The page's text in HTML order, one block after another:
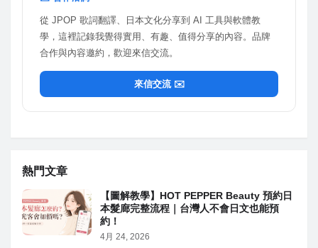
從 JPOP 歌詞翻譯、日本文化分享到 AI 工具與軟體教
學，這裡記錄我覺得實用、有趣、值得分享的內容。品牌
合作與內容邀約，歡迎來信交流。
來信交流 ✉️
熱門文章
【圖解教學】HOT PEPPER Beauty 預約日
本髮廊完整流程｜台灣人不會日文也能預
約！
4月 24, 2026